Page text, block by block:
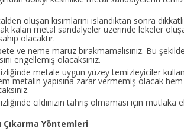
oluşan kısımlarını ıslandıktan sonra
kalan metal sandalyeler üzerinde lekeler
olacaktır.
ve neme maruz bırakmamalısınız. Bu
engellemiş olacaksınız.
metale uygun yüzey temizleyiciler
metalin yapısına zarar vermemiş olacak
cildinizin tahriş olmaması için mutlaka
Çıkarma Yöntemleri